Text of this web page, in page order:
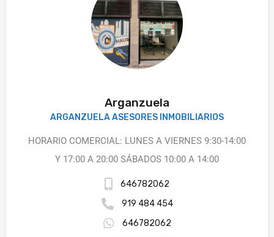
Arganzuela
ARGANZUELA ASESORES INMOBILIARIOS
HORARIO COMERCIAL: LUNES A VIERNES 9:30-14:00
Y 17:00 A 20:00 SÁBADOS 10:00 A 14:00
646782062
919 484 454
646782062